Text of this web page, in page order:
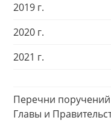
2019 г.
2020 г.
2021 г.
Перечни
Главы и